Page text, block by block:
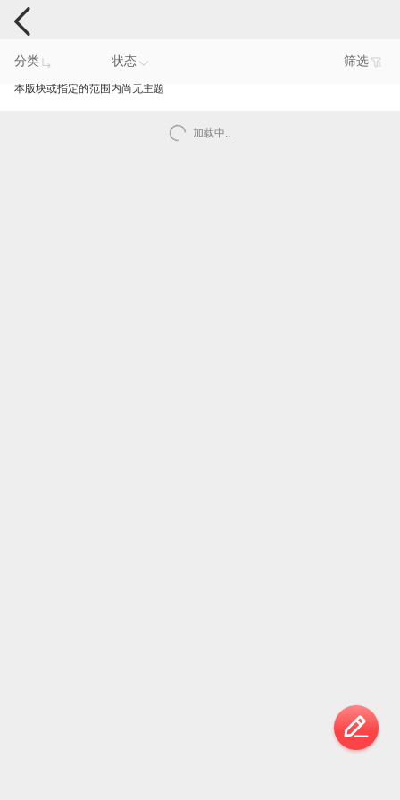
手机反馈
分类 状态 筛选
本版块或指定的范围内尚无主题
加载中..